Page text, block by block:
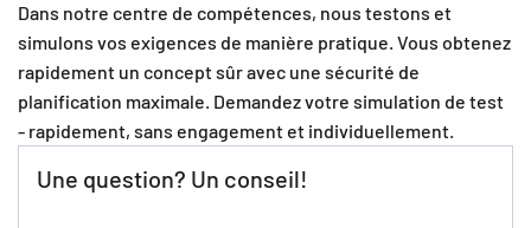
Dans notre centre de compétences, nous testons et
simulons vos exigences de manière pratique. Vous obtenez
rapidement un concept sûr avec une sécurité de
planification maximale. Demandez votre simulation de test
- rapidement, sans engagement et individuellement.
Une question? Un conseil!